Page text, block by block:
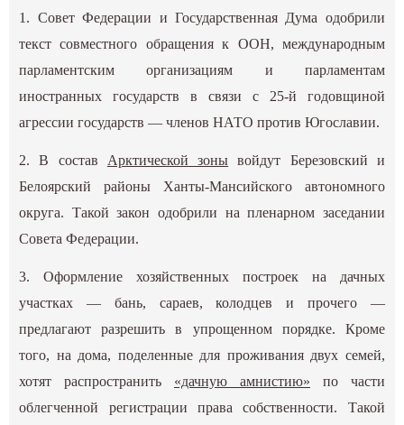
1. Совет Федерации и Государственная Дума одобрили
текст совместного обращения к ООН, международным
парламентским организациям и парламентам
иностранных государств в связи с 25-й годовщиной
агрессии государств — членов НАТО против Югославии.
2. В состав Арктической зоны войдут Березовский и
Белоярский районы Ханты-Мансийского автономного
округа. Такой закон одобрили на пленарном заседании
Совета Федерации.
3. Оформление хозяйственных построек на дачных
участках — бань, сараев, колодцев и прочего —
предлагают разрешить в упрощенном порядке. Кроме
того, на дома, поделенные для проживания двух семей,
хотят распространить «дачную амнистию» по части
облегченной регистрации права собственности. Такой